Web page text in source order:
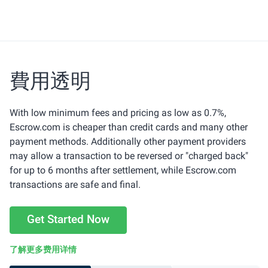
費用透明
With low minimum fees and pricing as low as 0.7%,
Escrow.com is cheaper than credit cards and many other
payment methods. Additionally other payment providers
may allow a transaction to be reversed or "charged back"
for up to 6 months after settlement, while Escrow.com
transactions are safe and final.
Get Started Now
了解更多费用详情